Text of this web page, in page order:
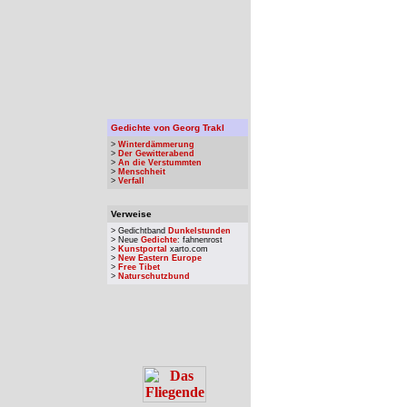
Gedichte von Georg Trakl
> Winterdämmerung
> Der Gewitterabend
> An die Verstummten
> Menschheit
> Verfall
Verweise
> Gedichtband Dunkelstunden
> Neue Gedichte: fahnenrost
> Kunstportal xarto.com
> New Eastern Europe
> Free Tibet
> Naturschutzbund